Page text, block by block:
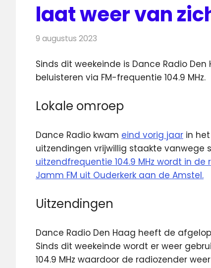
laat weer van
9 augustus 2023
Sinds dit weekeinde is Dance Radio
beluisteren via FM-frequentie 104.9 MHz.
Lokale omroep
Dance Radio kwam eind vorig jaar in
uitzendingen vrijwillig staakte vanwege
uitzendfrequentie 104.9 MHz wordt in
Jamm FM uit Ouderkerk aan de Amstel.
Uitzendingen
Dance Radio Den Haag heeft de
Sinds dit weekeinde wordt er weer
104.9 MHz waardoor de radiozender